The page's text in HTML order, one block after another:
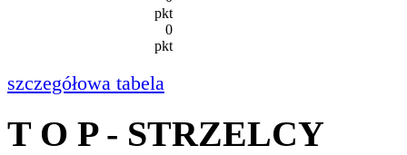
pkt
0
pkt
szczegółowa tabela
T O P - STRZELCY